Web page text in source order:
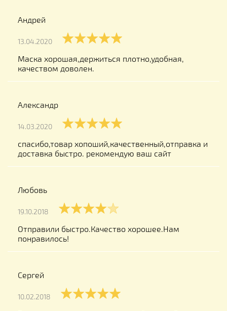
Андрей
13.04.2020
Маска хорошая,держиться плотно,удобная,
качеством доволен.
Александр
14.03.2020
спасибо,товар хопоший,качественный,отправка и
доставка быстро. рекомендую ваш сайт
Любовь
19.10.2018
Отправили быстро.Качество хорошее.Нам
понравилось!
Сергей
10.02.2018